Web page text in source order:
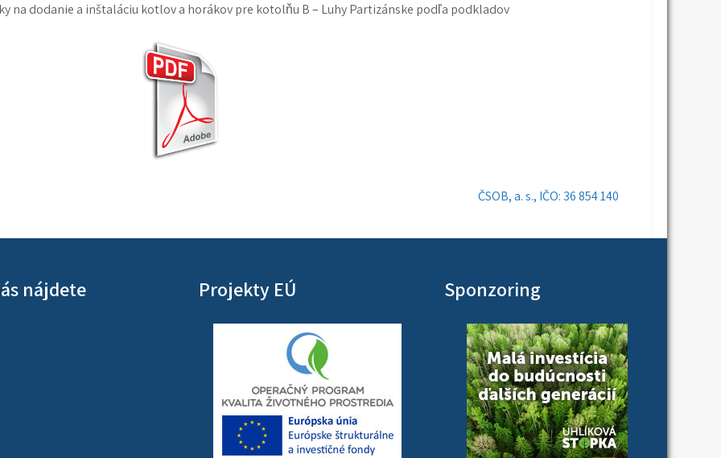
na dodanie a inštaláciu kotlov a horákov pre kotolňu B – Luhy Partizánske podľa podkladov
ČSOB, a. s., IČO: 36 854 140
nájdete Projekty EÚ Sponzoring